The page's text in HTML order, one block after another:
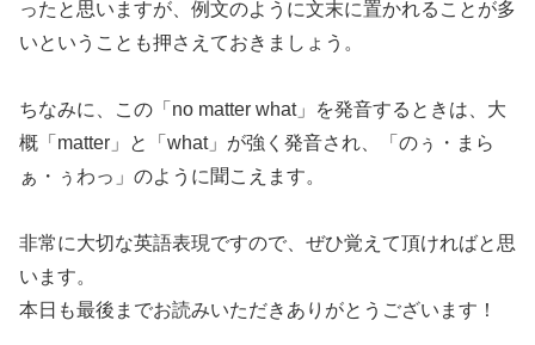
ったと思いますが、例文のように文末に置かれることが多
いということも押さえておきましょう。
ちなみに、この「no matter what」を発音するときは、大
概「matter」と「what」が強く発音され、「のぅ・まら
ぁ・ぅわっ」のように聞こえます。
非常に大切な英語表現ですので、ぜひ覚えて頂ければと思
います。
本日も最後までお読みいただきありがとうございます！